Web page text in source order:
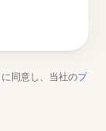
に同意し、当社のプ